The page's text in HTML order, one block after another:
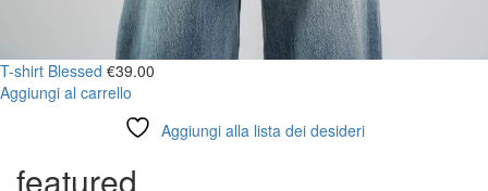
T-shirt Blessed €39.00
Aggiungi al carrello
Aggiungi alla lista dei desideri
featured